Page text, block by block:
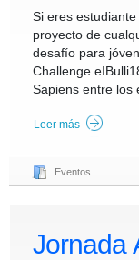
Si eres
proyecto de
desafío para
Challenge
Sapiens entre
Leer más
Eventos
Jornada